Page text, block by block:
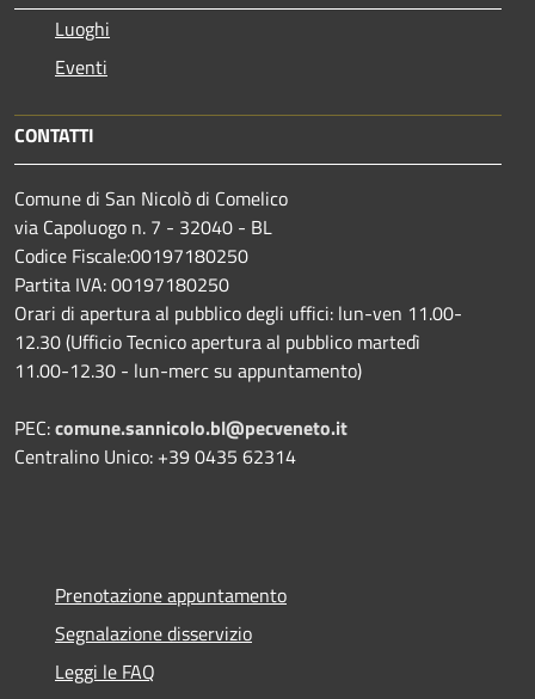
Luoghi
Eventi
CONTATTI
Comune di San Nicolò di Comelico
via Capoluogo n. 7 - 32040 - BL
Codice Fiscale:00197180250
Partita IVA: 00197180250
Orari di apertura al pubblico degli uffici: lun-ven 11.00-
12.30 (Ufficio Tecnico apertura al pubblico martedì
11.00-12.30 - lun-merc su appuntamento)
PEC:comune.sannicolo.bl@pecveneto.it
Centralino Unico: +39 0435 62314
Prenotazione appuntamento
Segnalazione disservizio
Leggi le FAQ